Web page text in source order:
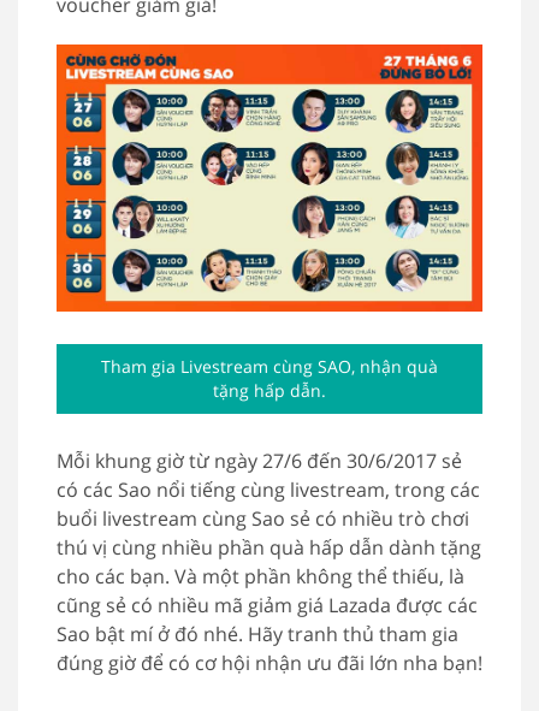
Tham gia Livestream cùng SAO, nhận quà
tặng hấp dẫn.
Mỗi khung giờ từ ngày 27/6 đến 30/6/2017 sẻ
có các Sao nổi tiếng cùng livestream, trong các
buổi livestream cùng Sao sẻ có nhiều trò chơi
thú vị cùng nhiều phần quà hấp dẫn dành tặng
cho các bạn. Và một phần không thể thiếu, là
cũng sẻ có nhiều mã giảm giá Lazada được các
Sao bật mí ở đó nhé. Hãy tranh thủ tham gia
đúng giờ để có cơ hội nhận ưu đãi lớn nha bạn!